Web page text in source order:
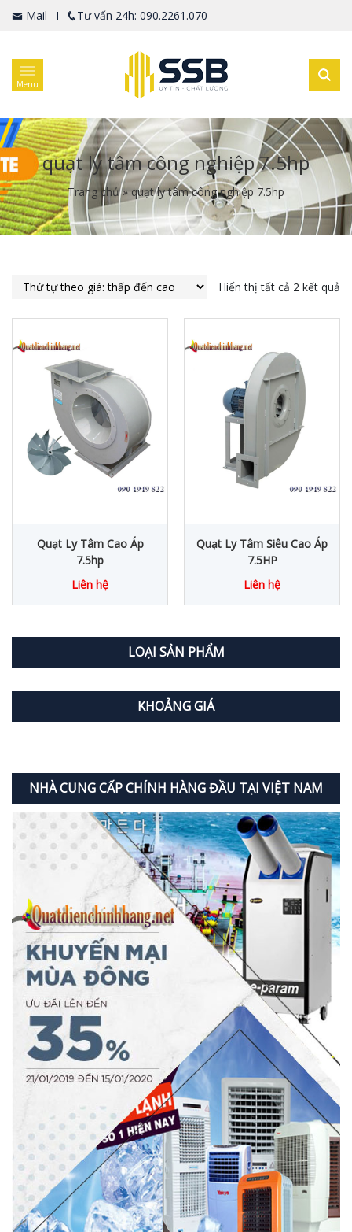
Mail Tư vấn 24h: 090.2261.070
Menu
quạt ly tâm công nghiệp 7.5hp
Trang chủ» quạt ly tâm công nghiệp 7.5hp
Hiển thị tất cả 2 kết quả
Quạt Ly Tâm Cao Áp
7.5hp
Liên hệ
Quạt Ly Tâm Siêu Cao Áp
7.5HP
Liên hệ
LOẠI SẢN PHẨM
KHOẢNG GIÁ
NHÀ CUNG CẤP CHÍNH HÀNG ĐẦU TẠI VIỆT NAM